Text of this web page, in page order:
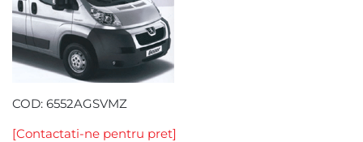
COD: 6552AGSVMZ
[Contactati-ne pentru pret]